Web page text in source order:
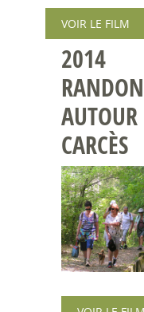
VOIR LE FILM
2014
AUTOUR
CARCÈS